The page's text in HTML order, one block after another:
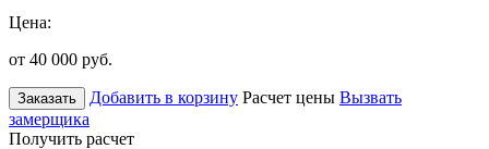
Цена:
от 40 000 руб.
Заказать Добавить в корзину Расчет цены Вызвать
замерщика
Получить расчет